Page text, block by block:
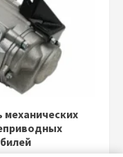
механических